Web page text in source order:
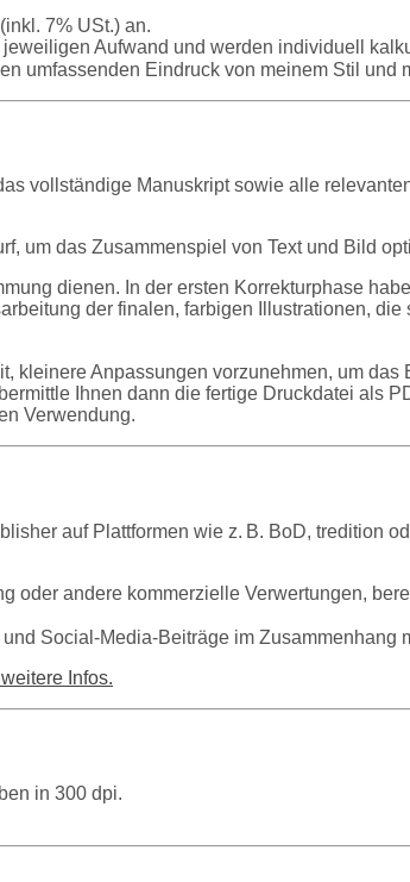
7% USt.) an.
Aufwand und werden individuell
umfassenden Eindruck von meinem Stil und
vollständige Manuskript sowie alle
um das Zusammenspiel von Text und Bild
dienen. In der ersten Korrekturphase
der finalen, farbigen Illustrationen,
kleinere Anpassungen vorzunehmen, um das
Ihnen dann die fertige Druckdatei als
Verwendung.
auf Plattformen wie z. B. BoD, tredition
andere kommerzielle Verwertungen,
Social-Media-Beiträge im Zusammenhang
Infos.
in 300 dpi.